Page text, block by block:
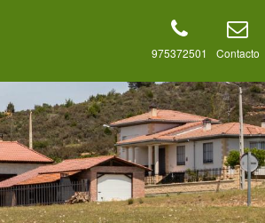
Contacto
975372501